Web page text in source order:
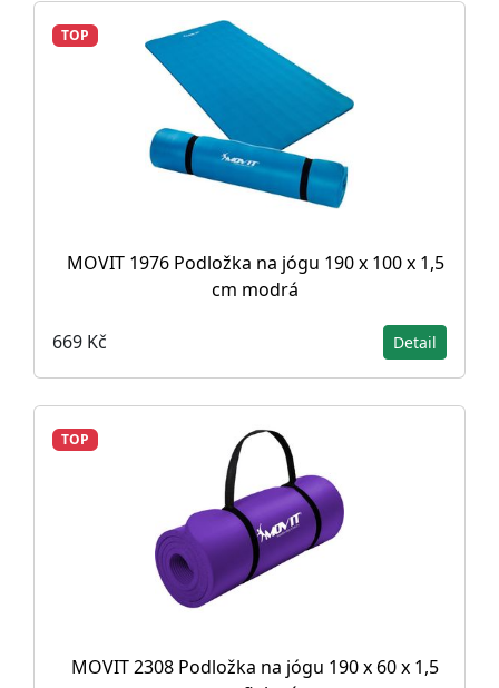
TOP
MOVIT 1976 Podložka na jógu 190 x 100 x 1,5
cm modrá
669 Kč Detail
TOP
MOVIT 2308 Podložka na jógu 190 x 60 x 1,5